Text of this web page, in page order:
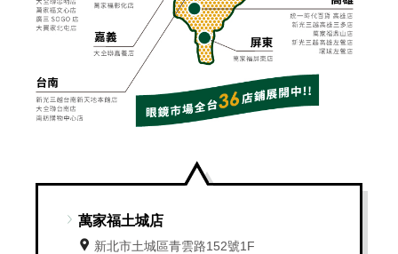
萬家福土城店
新北市土城區青雲路152號1F